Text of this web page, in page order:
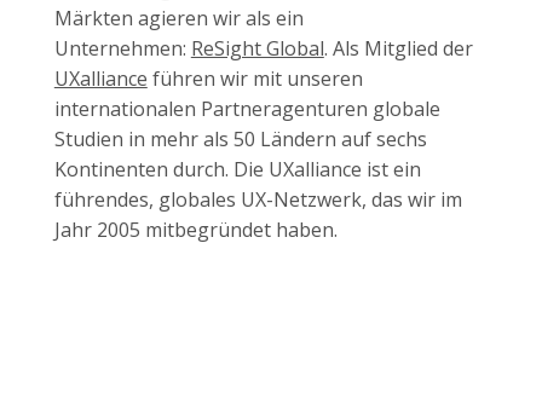
Märkten agieren wir als ein
Unternehmen: ReSight Global. Als Mitglied der
UXalliance führen wir mit unseren
internationalen Partneragenturen globale
Studien in mehr als 50 Ländern auf sechs
Kontinenten durch. Die UXalliance ist ein
führendes, globales UX-Netzwerk, das wir im
Jahr 2005 mitbegründet haben.